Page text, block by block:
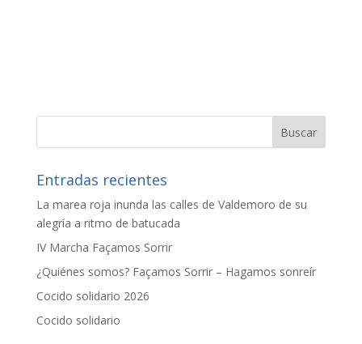
Entradas recientes
La marea roja inunda las calles de Valdemoro de su
alegría a ritmo de batucada
IV Marcha Façamos Sorrir
¿Quiénes somos? Façamos Sorrir – Hagamos sonreír
Cocido solidario 2026
Cocido solidario